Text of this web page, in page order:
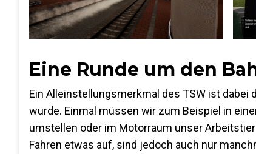
Eine Runde um den
Ein Alleinstellungsmerkmal des TSW ist
wurde. Einmal müssen wir zum Beispiel in
umstellen oder im Motorraum unser
Fahren etwas auf, sind jedoch auch nur